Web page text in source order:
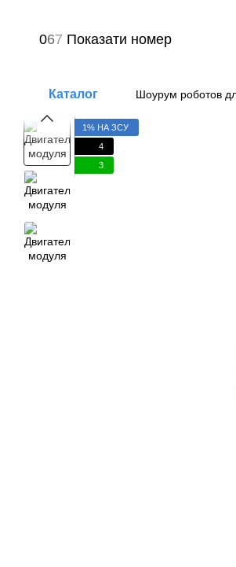
067 Показати номер
Каталог Шоурум роботов
1% НА ЗСУ
4
3